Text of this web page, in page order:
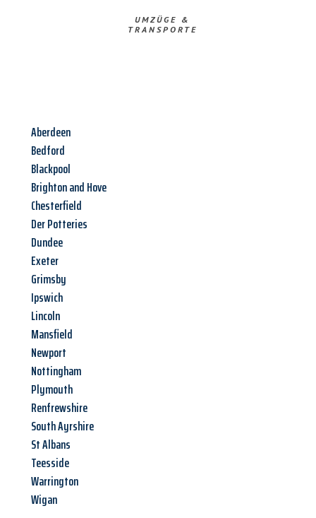
UMZÜGE &
TRANSPORTE
Aberdeen
Bedford
Blackpool
Brighton and Hove
Chesterfield
Der Potteries
Dundee
Exeter
Grimsby
Ipswich
Lincoln
Mansfield
Newport
Nottingham
Plymouth
Renfrewshire
South Ayrshire
St Albans
Teesside
Warrington
Wigan